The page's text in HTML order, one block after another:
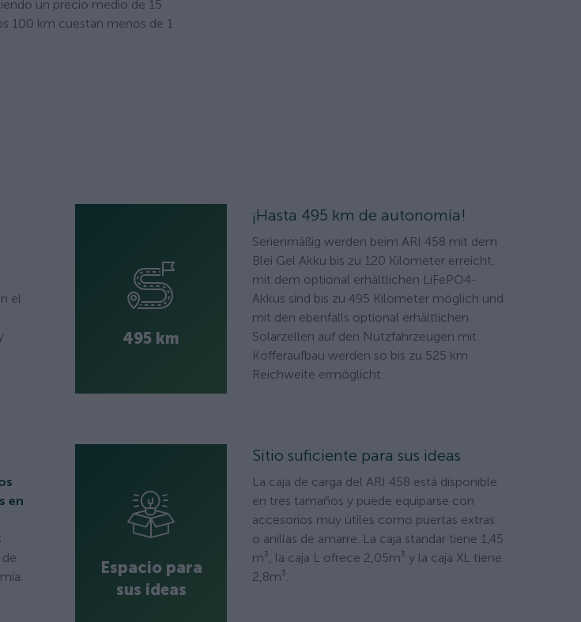
un precio medio de 15
100 km cuestan menos de 1
el
495 km
¡Hasta 495 km de autonomía!
Serienmäßig werden beim ARI 458 mit dem
Blei Gel Akku bis zu 120 Kilometer erreicht,
mit dem optional erhältlichen LiFePO4-
Akkus sind bis zu 495 Kilometer möglich und
mit den ebenfalls optional erhältlichen
Solarzellen auf den Nutzfahrzeugen mit
Kofferaufbau werden so bis zu 525 km
Reichweite ermöglicht.
en
Espacio para
sus ideas
Sitio suficiente para sus ideas
La caja de carga del ARI 458 está disponible
en tres tamaños y puede equiparse con
accesorios muy útiles como puertas extras
o anillas de amarre. La caja standar tiene 1,45
m³, la caja L ofrece 2,05m³ y la caja XL tiene
2,8m³.